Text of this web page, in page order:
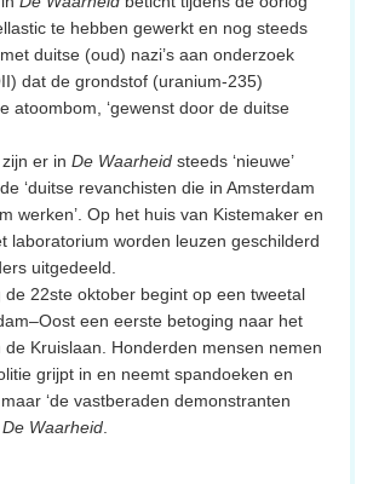
te hebben gewerkt en nog steeds
duitse (oud) nazi’s aan onderzoek
dat de grondstof (uranium-235)
atoombom, ‘gewenst door de duitse
er in De Waarheid steeds ‘nieuwe’
‘duitse revanchisten die in Amsterdam
werken’. Op het huis van Kistemaker en
laboratorium worden leuzen geschilderd
uitgedeeld.
22ste oktober begint op een tweetal
een eerste betoging naar het
de Kruislaan. Honderden mensen nemen
grijpt in en neemt spandoeken en
‘de vastberaden demonstranten
De Waarheid